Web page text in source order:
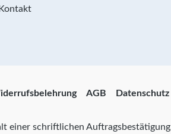
Kontakt
AGB Datenschutz
einer schriftlichen